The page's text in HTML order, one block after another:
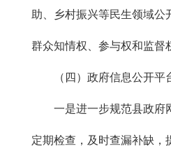
助、乡村振兴等民生领域公
群众知情权、参与权和监督
（四）政府信息公开平
一是进一步规范县政府
定期检查，及时查漏补缺，